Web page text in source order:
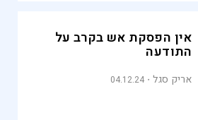
אין הפסקת אש בקרב על
התודעה
אריק סגל 04.12.24